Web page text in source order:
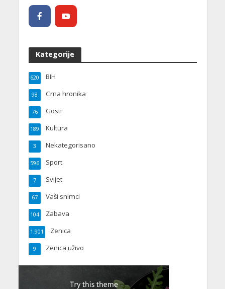
Kategorije
BIH
620
Crna hronika
98
Gosti
76
Kultura
189
Nekategorisano
3
Sport
596
Svijet
7
Vaši snimci
67
Zabava
104
Zenica
1.901
Zenica uživo
9